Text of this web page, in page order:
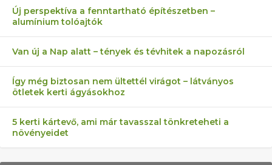
AZ ÖNELLÁTÁS 13 PONTJA
KEZDŐKNEK
6 LEGJOBB NÖVÉNY SZOMSZÉD
ELLEN
MÁRPEDIG A TŰZIJÁTÉK NEM MENŐ!
FÉLREÉRTETT KERTÉSZKEDÉS:
TÉRKŐ ÉS MURVA
AKI ELDOBÁLJA A CIGICSIKKEKET,
AZ EGY KÖ…
Új perspektíva a fenntartható építészetben –
alumínium tolóajtók
Van új a Nap alatt – tények és tévhitek a napozásról
Így még biztosan nem ültettél virágot – látványos
ötletek kerti ágyásokhoz
5 kerti kártevő, ami már tavasszal tönkreteheti a
növényeidet